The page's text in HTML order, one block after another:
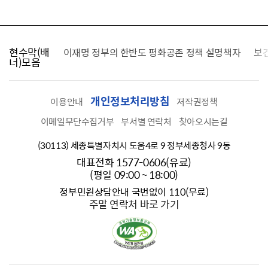
현수막(배
너)모음
찾습니다 이재명 정부의 한반도 평화공존 정책 설명책자 보
이용안내 개인정보처리방침
저작권정책
이메일무단수집거부 부서별 연락처
찾아오시는길
(30113) 세종특별자치시 도움4로 9 정부세종청사 9동
대표전화 1577-0606(유료)
(평일 09:00 ~ 18:00)
정부민원상담안내 국번없이 110(무료)
주말 연락처 바로 가기